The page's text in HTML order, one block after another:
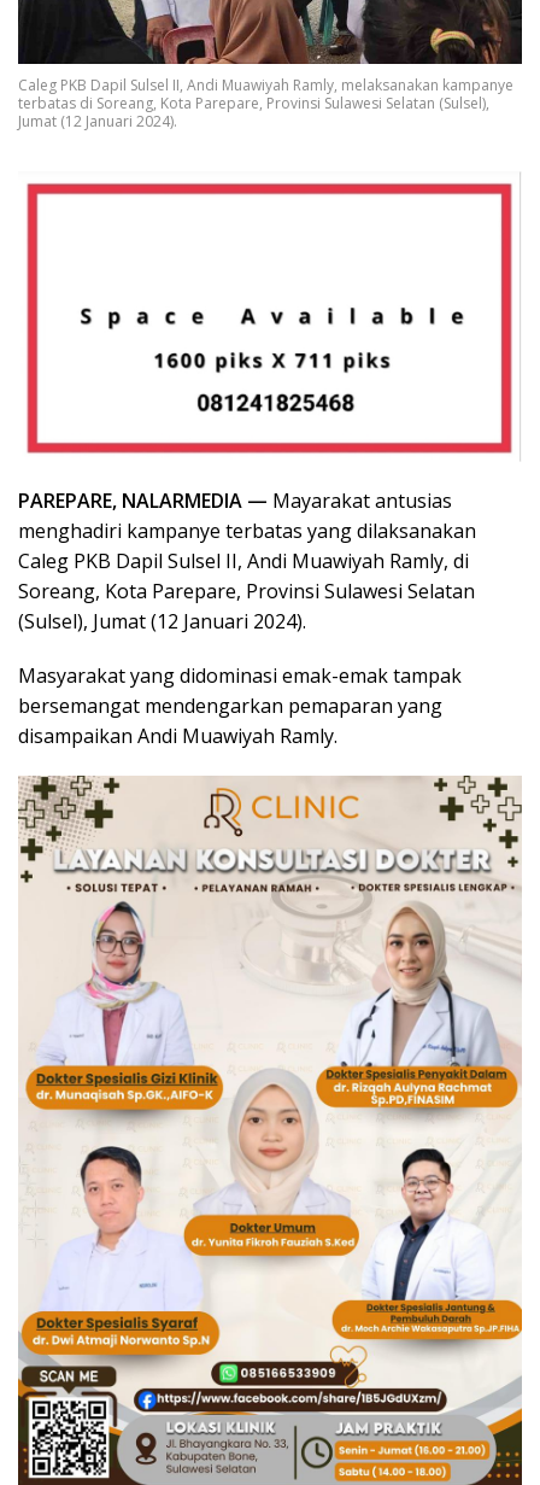
Caleg PKB Dapil Sulsel II, Andi Muawiyah Ramly, melaksanakan kampanye
terbatas di Soreang, Kota Parepare, Provinsi Sulawesi Selatan (Sulsel),
Jumat (12 Januari 2024).
PAREPARE, NALARMEDIA — Mayarakat antusias
menghadiri kampanye terbatas yang dilaksanakan
Caleg PKB Dapil Sulsel II, Andi Muawiyah Ramly, di
Soreang, Kota Parepare, Provinsi Sulawesi Selatan
(Sulsel), Jumat (12 Januari 2024).
Masyarakat yang didominasi emak-emak tampak
bersemangat mendengarkan pemaparan yang
disampaikan Andi Muawiyah Ramly.